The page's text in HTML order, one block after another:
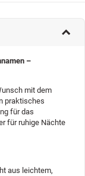
–
mit dem
praktisches
für das
für ruhige Nächte
aus leichtem,